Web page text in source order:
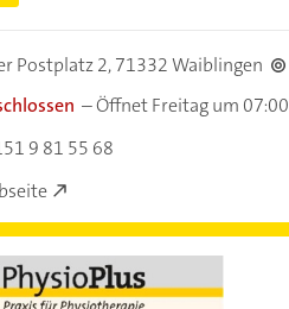
Postplatz 2,71332 Waiblingen
–Öffnet Freitag um 07:00
9 81 55 68